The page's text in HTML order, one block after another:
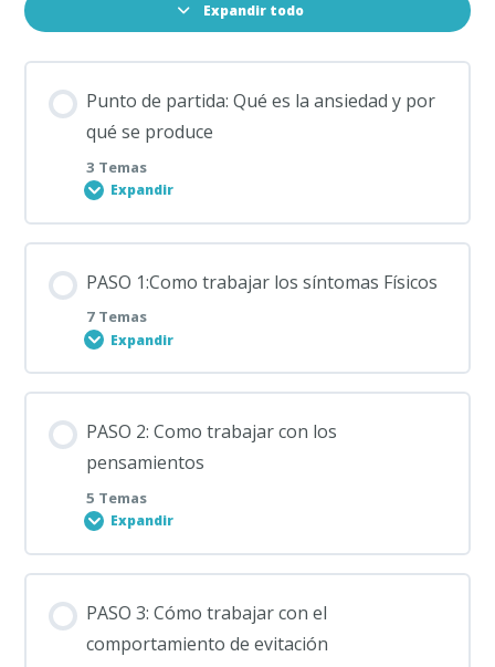
Expandir todo
Punto de partida: Qué es la ansiedad y por
qué se produce
3 Temas
Expandir
0% COMPLETADO
¿Qué voy a tener que trabajar con mi ansiedad?.
Que es un trastorno de ansiedad
PASO 1:Como trabajar los síntomas Físicos
7 Temas
Expandir
0% COMPLETADO
Conociendo un poco más los síntomas físicos
Herramienta 1 para los síntomas físicos: El ejercicio
físico
PASO 2: Como trabajar con los
pensamientos
5 Temas
Expandir
0% COMPLETADO 0/5 pasos
PASO 3: Cómo trabajar con el
comportamiento de evitación